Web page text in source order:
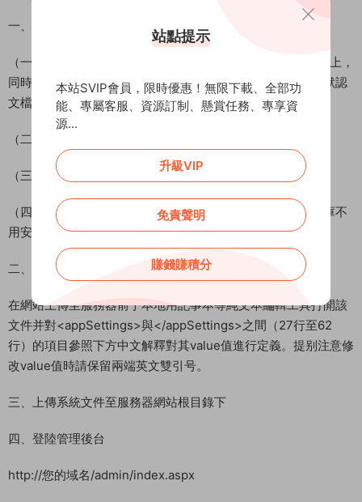
一、系統的運行要求
（一）32位Internet Information Services（iis）6.0版本以上，
同時開啓ASP支持、服務器端文件包含、啓用父路徑、設置默認
文檔index.aspx；
（二）.net framework 4.0 sp1（ASP.NET 4.0.30319）；
（三）至少100M空間；
（四）Sqlserver2005以上版本（選裝，使用ACCESS數據庫不
用安裝Sqlserver）。
二、配置web.config文件
在網站上傳至服務器前于本地用記事本等純文本編輯工具打開該
文件并對<appSettings>與</appSettings>之間（27行至62
行）的項目參照下方中文解釋對其value值進行定義。提别注意修
改value值時請保留兩端英文雙引号。
三、上傳系統文件至服務器網站根目錄下
四、登陸管理後台
http://您的域名/admin/index.aspx
站點提示
本站SVIP會員，限時優惠！無限下載、全部功
能、專屬客服、資源訂制、懸賞任務、專享資
源...
升級VIP
免責聲明
賺錢賺積分